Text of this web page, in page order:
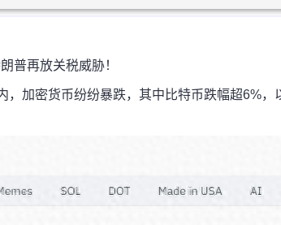
普再放关税威胁！
，加密货币纷纷暴跌，其中比特币跌幅超6%，